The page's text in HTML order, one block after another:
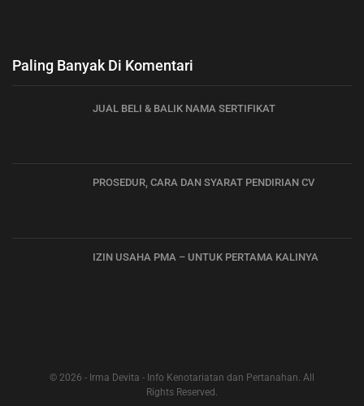
Paling Banyak Di Komentari
JUAL BELI & BALIK NAMA SERTIFIKAT
PROSEDUR, CARA DAN SYARAT PENDIRIAN CV
IZIN USAHA PMA – UNTUK PERTAMA KALINYA
© 2026 - Irma Devita - Info Kenotariatan dan Pertanahan. All
Rights Reserved.